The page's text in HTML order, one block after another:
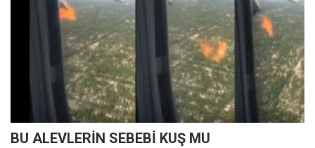
BU ALEVLERİN SEBEBİ KUŞ MU